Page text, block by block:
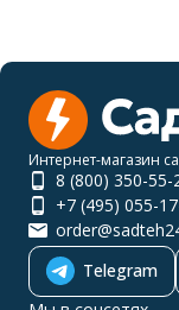
Интернет-магазин
8 (800) 350-55-
+7 (495) 055-
Telegram